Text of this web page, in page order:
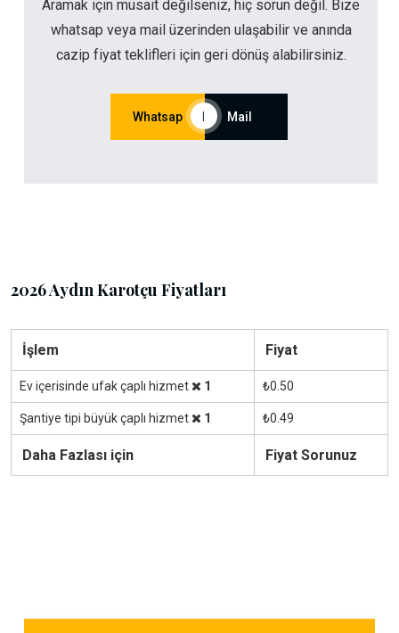
Aramak için müsait değilseniz, hiç sorun değil. Bize
whatsap veya mail üzerinden ulaşabilir ve anında
cazip fiyat teklifleri için geri dönüş alabilirsiniz.
Whatsap Mail
2026 Aydın Karotçu Fiyatları
İşlem Fiyat
Ev içerisinde ufak çaplı hizmet 1 ₺0.50
Şantiye tipi büyük çaplı hizmet 1 ₺0.49
Daha Fazlası için Fiyat Sorunuz